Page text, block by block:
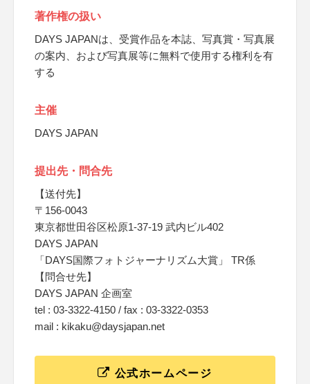
著作権の扱い
DAYS JAPANは、受賞作品を本誌、写真賞・写真展
の案内、および写真展等に無料で使用する権利を有
する
主催
DAYS JAPAN
提出先・問合先
【送付先】
〒156-0043
東京都世田谷区松原1-37-19 武内ビル402
DAYS JAPAN
「DAYS国際フォトジャーナリズム大賞」 TR係
【問合せ先】
DAYS JAPAN 企画室
tel : 03-3322-4150 / fax : 03-3322-0353
mail : kikaku@daysjapan.net
公式ホームページ